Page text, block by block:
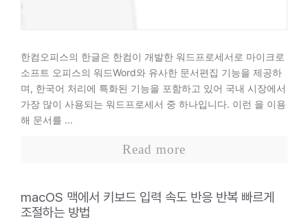
한컴오피스의 한글은 한컴이 개발한 워드프로세서로 마이크로
소프트 오피스의 워드Word와 유사한 문서편집 기능을 제공하
며, 한국어 처리에 특화된 기능을 포함하고 있어 국내 시장에서
가장 많이 사용되는 워드프로세서 중 하나입니다. 이런 을 이용
해 문서를 ...
Read more
macOS 맥에서 키보드 입력 속도 반응 반복 빠르게
조절하는 방법